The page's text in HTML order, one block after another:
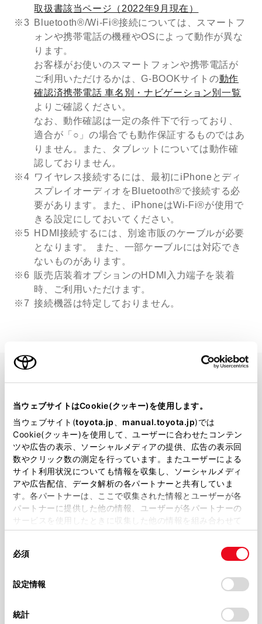
当ウェブサイトはCookie(クッキー)を使用します。
当ウェブサイト(toyota.jp manual.toyota.jp)では
Cookie(クッキー)を使用して、ユーザーに合わせたコンテン
ツや広告の表示、ソーシャルメディアの提供、広告の表示回
数やクリック数の測定を行っています。またユーザーによる
サイト利用状況についても情報を収集し、ソーシャルメディ
アや広告配信、データ解析の各パートナーと共有していま
す。各パートナーは、ここで収集された情報とユーザーが各
パートナーに提供した他の情報、ユーザーが各パートナーの
サービスを使用したときに収集した他の情報を組み合わせて
使用することがあります。当ウェブサイトの使用を続行する
デバイスにすべてのCookie(クッキー)が保存されることに同
意したことになります。Cookie(クッキー)のオプトアウト、
設定の変更、同意を撤回したりするにあたっては、当社の
「Cookie（クッキー）情報の取り扱いについて
」をご覧くだ
必須
設定情報
統計
取扱書該当ページ（2022年9月現在）
※3 Bluetooth®/Wi-Fi®接続については、スマートフ
ォンや携帯電話の機種やOSによって動作が異な
ります。
お客様がお使いのスマートフォンや携帯電話が
ご利用いただけるかは、G-BOOKサイトの動作
確認済携帯電話 車名別・ナビゲーション別一覧
よりご確認ください。
なお、動作確認は一定の条件下で行っており、
適合が「○」の場合でも動作保証するものではあ
りません。また、タブレットについては動作確
認しておりません。
※4 ワイヤレス接続するには、最初にiPhoneとディ
スプレイオーディオをBluetooth®で接続する必
要があります。また、iPhoneはWi-Fi®が使用で
きる設定にしておいてください。
※5 HDMI接続するには、別途市販のケーブルが必要
となります。 また、一部ケーブルには対応でき
ないものがあります。
※6 販売店装着オプションのHDMI入力端子を装着
時、ご利用いただけます。
※7 接続機器は特定しておりません。
ご意見をお聞かせく
ださい
解決できた
解決できなかった